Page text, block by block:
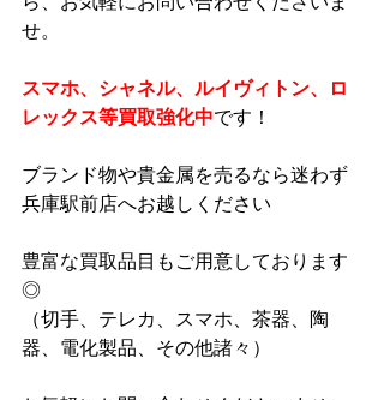
せ。
スマホ、シャネル、ルイヴィトン、ロ
レックス等買取強化中です！
ブランド物や貴金属を売るなら迷わず
兵庫駅前店へお越しください
豊富な買取品目もご用意しております
◎
（切手、テレカ、スマホ、茶器、陶
器、電化製品、その他諸々）